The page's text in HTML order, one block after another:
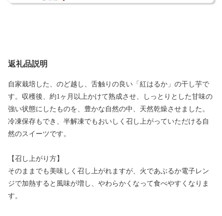
返礼品説明
自家栽培した、のど越し、舌触りの良い「紅はるか」の干し芋で
す。収穫後、約1ヶ月以上かけて熟成させ、しっとりとした甘味の
強い状態にしたものを、豊かな自然の中、天然乾燥させました。
冷凍保存もでき、半解凍でもおいしく召し上がっていただける自
然のスイーツです。
【召し上がり方】
そのままでも美味しく召し上がれますが、火であぶるか電子レン
ジで加熱すると風味が増し、やわらかくなって食べやすくなりま
す。